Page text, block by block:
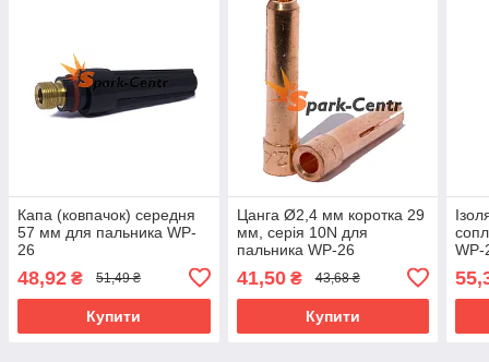
Капа (ковпачок) середня
57 мм для пальника WP-
26
48,92 ₴ 51,49 ₴
Купити
Цанга Ø2,4 мм коротка 29
мм, серія 10N для
пальника WP-26
41,50₴ 43,68 ₴
Купити
WP-